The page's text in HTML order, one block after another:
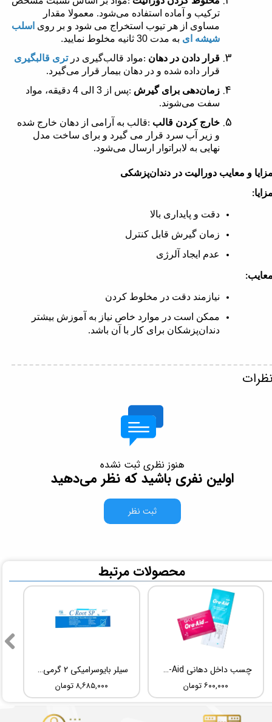
ترکیب و آماده استفاده می‌شود. معمولا مقدار
مساوی از هر تیوب استخراج می شود و بر روی اسلب
شیشه ای به مدت 30 ثانیه مخلوط نمایید.
قرار دادن در دهان :مواد قالب‌گیری درتری قالبگیری
قرار داده شده و در دهان بیمار قرار می‌گیرد.
زمان‌دهی برای گیرش :
پس از 3 الی 4 دقیقه، مواد
سفت می‌شوند.
خارج کردن قالب :قالب به آرامی از دهان خارج شده
و زیر آب سرد قرار می گیرد و برای ساخت مدل
نهایی به لابراتوار ارسال می‌شود.
و معایب دورالیت در دندان‌پزشکی
:
دقت و پایداری بالا
زمان گیرش قابل کنترل
عدم ایجاد آلرژی
:
نیازمند دقت در مخلوط کردن
ممکن است در موارد خاص نیاز به آموزش بیشتر
دندان‌پزشکان برای کار با آن باشد.
هنوز نظری ثبت نشده
اولین نفری باشید که نظر می‌دهید
ثبت نظر
سیلر بایوسرامیکی 2 گرمی Root Dental Medical C-Root SP
۸,۶۸۵,۰۰۰ تومان
چسب داخل دهانی TBM Ora-Aid
۶۰۰,۰۰۰ تومان
​محصولات مرتبط